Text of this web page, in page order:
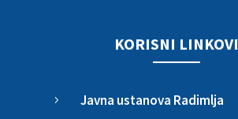
KORISNI LINKOVI
5 Javna ustanova Radimlja